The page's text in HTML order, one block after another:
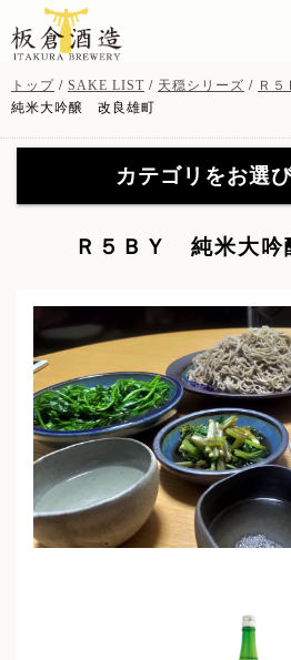
このページの本文へ
現
在
位
トップ / SAKE LIST / 天穏シリーズ / Ｒ
純米大吟醸 改良雄町
カテゴリをお選
天穏シリーズ (19)
【特
穏
【特約店限定販売】無窮天
穏ＳＡＧＡ
(8)
イ
山陰吟醸 酒粕焼酎(3) 酒
Ｒ５ＢＹ 純米大